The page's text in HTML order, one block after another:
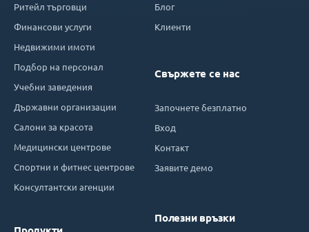
Ритейл търговци
Финансови услуги
Недвижими имоти
Подбор на персонал
Учебни заведения
Държавни организации
Салони за красота
Медицински центрове
Спортни и фитнес центрове
Консултантски агенции
Блог
Клиенти
Свържете се нас
Започнете безплатно
Вход
Контакт
Заявите демо
Полезни връзки